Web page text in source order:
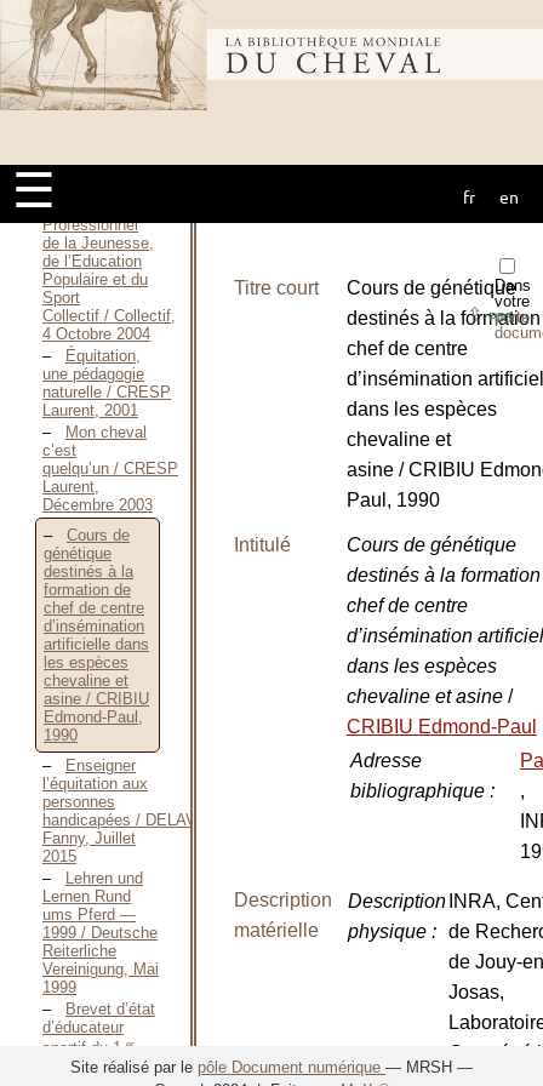
Bibliothèque
mondiale du
cheval
☰ fr en
encouragements
pour ceux qui
veulent le
devenir / CHOISY
(Colonel), 1963
Livret
"Activités
Équestres" du
Brevet
Professionnel
de la Jeunesse,
de l’Education
Populaire et du
Sport
Collectif / Collectif,
4 Octobre 2004
Équitation,
une pédagogie
naturelle / CRESP
Laurent, 2001
Mon cheval
c’est
quelqu’un / CRESP
Laurent,
Décembre 2003
Cours de
génétique
destinés à la
formation de
chef de centre
d’insémination
artificielle dans
les espèces
chevaline et
asine / CRIBIU
Edmond-Paul,
1990
Enseigner
l’équitation aux
personnes
handicapées / DELAVAL
Fanny, Juillet
2015
Lehren und
Lernen Rund
ums Pferd —
1999 / Deutsche
Reiterliche
Vereinigung, Mai
1999
Brevet d’état
d’éducateur
sportif du 1 er
degré —
Dans
votre
porte-
⇪PDF
Titre court
Cours de génétique
destinés à la
chef de centre
d’insémination
dans les espèces
chevaline et
asine / CRIBIU
Paul, 1990
Intitulé
Cours de génétique
destinés à la
chef de centre
d’insémination
dans les espèces
chevaline et asine /
CRIBIU Edmond-Paul
Adresse
bibliographique:
,
Description
matérielle
Description
physique:
INRA,
de
de Jouy-
Josas,
Site réalisé par le pôle Document numérique — MRSH —